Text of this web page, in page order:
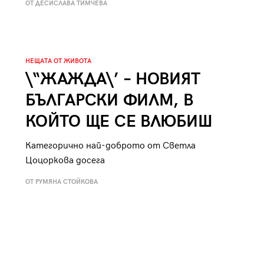
ОТ ДЕСИСЛАВА ТИМЧЕВА
НЕЩАТА ОТ ЖИВОТА
\“ЖАЖДА\’ – НОВИЯТ
БЪЛГАРСКИ ФИЛМ, В
КОЙТО ЩЕ СЕ ВЛЮБИШ
Категорично най-доброто от Светла
Цоцоркова досега
ОТ РУМЯНА СТОЙКОВА
29/29